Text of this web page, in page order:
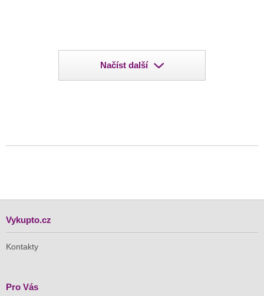
Načíst další
Vykupto.cz
Kontakty
Pro Vás